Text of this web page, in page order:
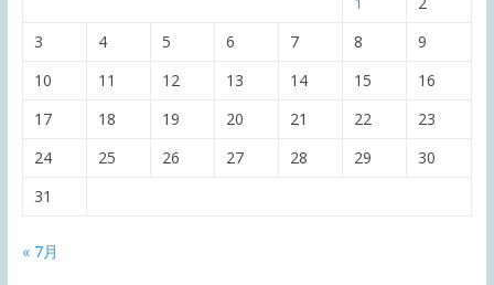
3
4 5 6 7 8
9
10
11 12 13 14 15
16
17
18 19 20 21 22
23
24
25 26 27 28 29
30
31
« 7月